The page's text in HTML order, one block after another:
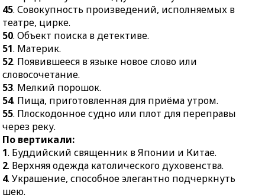
38.Небольшое опахало,
раскрывающееся
полукругом.
39.Пресноводная рыба
семейства карповых.
40.Нечто важное,
нужное.
42.Средство утешения,
душевного успокоения.
45.Совокупность
произведений,
исполняемых в театре,
цирке.
кораблевождения и
маневрирования.
33.Картина, на которой
терпеливо позируют
пирожное.
36.Область
41.Крупное
быстроходное
транспортное судно.
45. Совокупность произведений, исполняемых в
театре, цирке.
50. Объект поиска в детективе.
51. Материк.
52. Появившееся в языке новое слово или
словосочетание.
53. Мелкий порошок.
54. Пища, приготовленная для приёма утром.
55. Плоскодонное судно или плот для переправы
через реку.
По вертикали:
1. Буддийский священник в Японии и Китае.
2. Верхняя одежда католического духовенства.
4. Украшение, способное элегантно подчеркнуть
шею.